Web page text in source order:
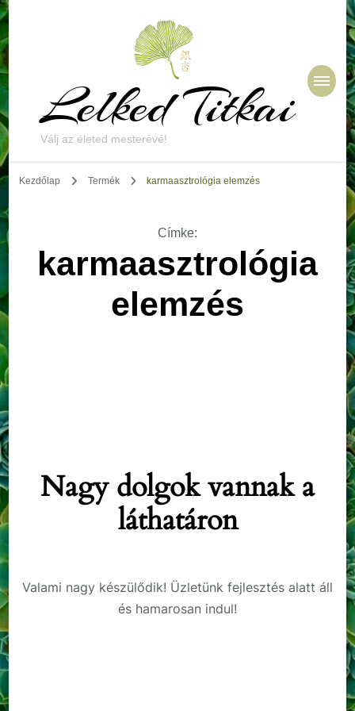
Lelked Titkai
Válj az életed mesterévé!
Kezdőlap Termék karmaasztrológia elemzés
Címke:
karmaasztrológia
elemzés
Nagy dolgok vannak a
láthatáron
Valami nagy készülődik! Üzletünk fejlesztés alatt áll
és hamarosan indul!